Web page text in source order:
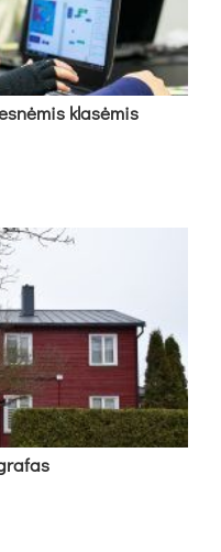
kla­sė­mis